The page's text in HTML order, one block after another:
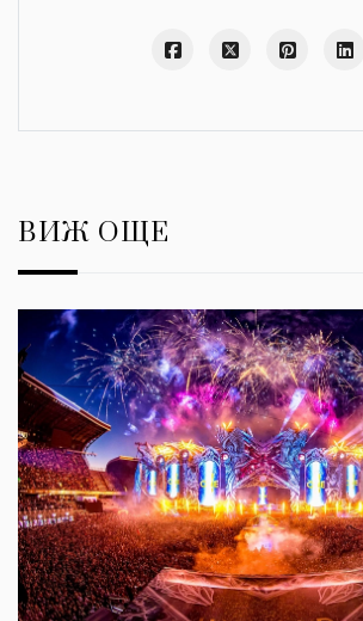
ВИЖ ОЩЕ